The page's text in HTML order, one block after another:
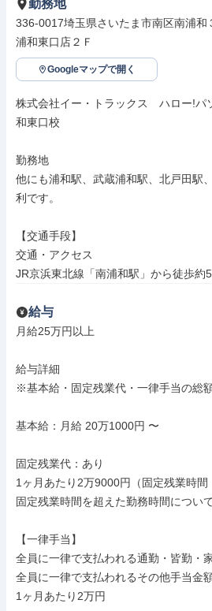
勤務地
336-0017埼玉県さいたま市南区南浦和
浦和東口店２Ｆ
Googleマップで開く
株式会社イー・トラックス　ハロー!パ
和東口校
勤務地
他にも浦和駅、武蔵浦和駅、北戸田駅
利です。
【交通手段】
交通・アクセス
JR京浜東北線「南浦和駅」から徒歩約
給与
月給25万円以上
給与詳細
※基本給・固定残業代・一律手当の総
基本給：月給 20万1000円 〜
固定残業代：あり
1ヶ月あたり2万9000円（固定残業時間
固定残業時間を超えた勤務時間につい
【一律手当】
全員に一律で支払われる通勤・皆勤・
全員に一律で支払われるその他手当金
1ヶ月あたり2万円